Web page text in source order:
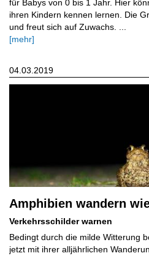
für Babys von 0 bis 1 Jahr. Hier
ihren Kindern kennen lernen. Die
und freut sich auf Zuwachs. ...
[mehr]
Amphibien wandern
Verkehrsschilder warnen
Bedingt durch die milde Witterung
jetzt mit ihrer alljährlichen
04.03.2019